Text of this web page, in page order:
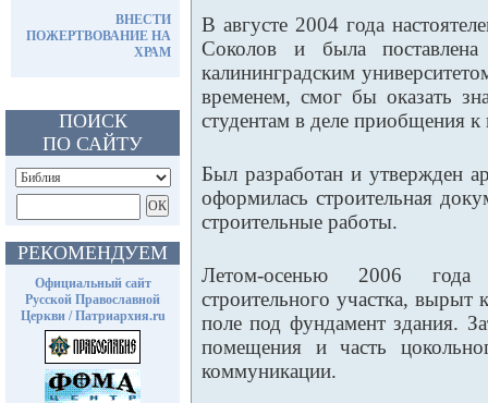
ВНЕСТИ
ПОЖЕРТВОВАНИЕ НА
ХРАМ
ПОИСК
ПО САЙТУ
РЕКОМЕНДУЕМ
Официальный сайт
Русской Православной
Церкви / Патриархия.ru
В августе 2004 года
Соколов и была
калининградским
временем, смог бы оказать
студентам в деле приобщения к
Был разработан и утвержден
оформилась строительная
строительные работы.
Летом-осенью 2006
строительного участка, вырыт
поле под фундамент здания.
помещения и часть
коммуникации.